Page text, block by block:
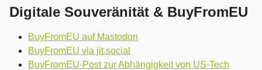
Digitale Souveränität & BuyFromEU
BuyFromEU auf Mastodon
BuyFromEU via jit.social
BuyFromEU-Post zur Abhängigkeit von US-Tech